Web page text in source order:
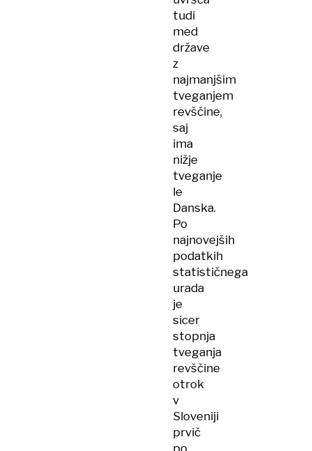
tudi
med
države
z
najmanjšim
tveganjem
revščine,
saj
ima
nižje
tveganje
le
Danska.
Po
najnovejših
podatkih
statističnega
urada
je
sicer
stopnja
tveganja
revščine
otrok
v
Sloveniji
prvič
po